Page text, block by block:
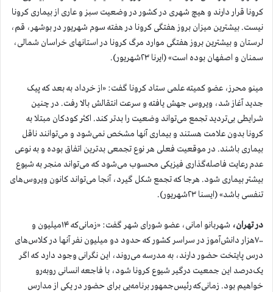
کرونا قرار دارند و هیچ شهری در کشور در وضعیت سبز و عاری از بیماری کرونا
نیست. بیشترین میزان بروز هفتگی کرونا در هفته سوم شهریور در بوشهر، قم،
لرستان و بیشترین بروز هفتگی موارد مرگ کرونا در استانهای خراسان شمالی،
سمنان و اصفهان بوده است» (ایرنا ۲۳شهریور).
مینو محرز، عضو کمیته علمی ستاد کرونا گفت: «از خرداد به بعد که پیک
جدید آغاز شد، ویروس جهش یافته و سرعت انتقالش بالا رفت. در چنین
شرایطی بی‌تردید تجمع می‌تواند وضعیت را بدتر کند. اکثر کودکان مبتلا به
کرونا بدون علامت هستند و بیماری آنها مشخص نمی‌شود و می‌توانند ناقل
بیماری باشند. در موقعیت فعلی هر نوع تجمعی بدترین اتفاق بوده و به نوعی
عدم رعایت فاصله‌گذاری فیزیکی محسوب می‌شود که می‌تواند منجر به شیوع
بیشتر بیماری شود. هرجا که تجمع شکل گیرد، آنجا می‌تواند کانون ویروس‌های
تنفسی باشد» (ایسنا ۲۳شهریور).
در تهران،
شهربانو امانی، عضو شورای شهر گفت: «زمانی‌که ۱۴‌میلیون و
۷۰۰‌هزار دانش‌آموز در سراسر کشور که حدود دو میلیون نفر آنها در کلاس‌های
درس پایتخت حضور دارند، به مدرسه می‌روند، این نگرانی وجود دارد که اگر
یک‌درصد این جمعیت درگیر شیوع کرونا شود، با فاجعه انسانی روبه‌رو
خواهیم بود. زمانی‌که رئیس‌جمهور برنامه‌یی برای حضور در یکی از مدارس